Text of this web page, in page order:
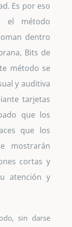
Es por eso
el método
dentro
Bits de
método se
y auditiva
tarjetas
que los
que los
mostrarán
cortas y
atención y
sin darse